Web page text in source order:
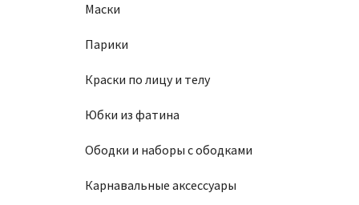
Маски
Парики
Краски по лицу и телу
Юбки из фатина
Ободки и наборы с ободками
Карнавальные аксессуары